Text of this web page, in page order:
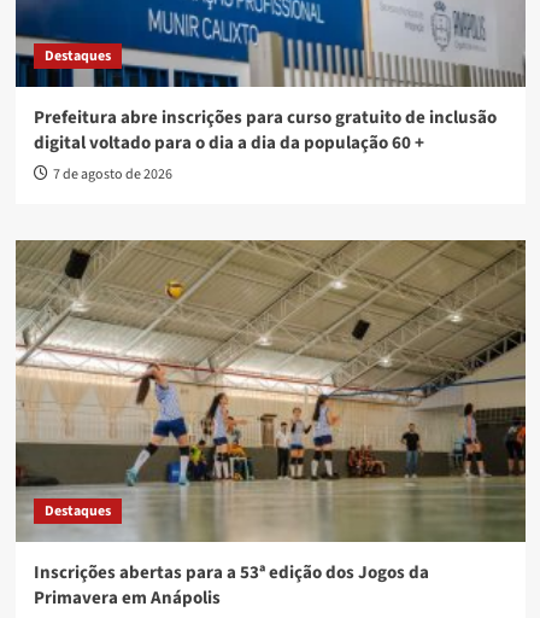
Destaques
Prefeitura abre inscrições para curso gratuito de inclusão
digital voltado para o dia a dia da população 60 +
7 de agosto de 2026
Destaques
Inscrições abertas para a 53ª edição dos Jogos da
Primavera em Anápolis